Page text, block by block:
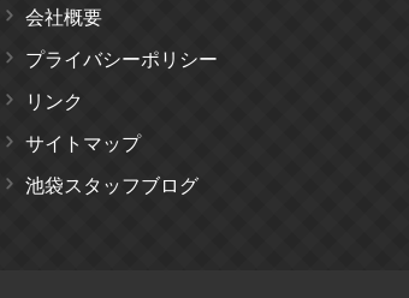
会社概要
プライバシーポリシー
リンク
サイトマップ
池袋スタッフブログ